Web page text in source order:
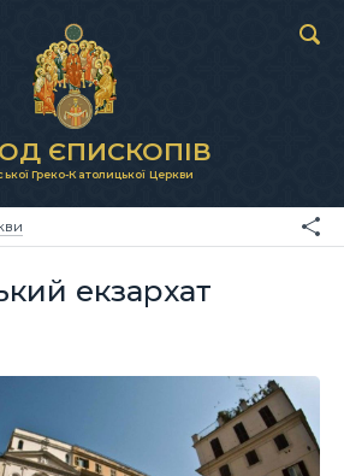
ЄПИСКОПІВ
Греко-Католицької Церкви
екзархат